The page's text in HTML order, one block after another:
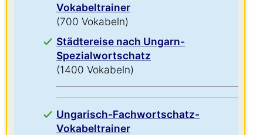
Vokabeltrainer
(700 Vokabeln)
Städtereise nach Ungarn-
Spezialwortschatz
(1400 Vokabeln)
Ungarisch-Fachwortschatz-
Vokabeltrainer